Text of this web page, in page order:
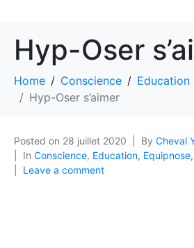
Hyp-Oser
Home Conscience Education
Hyp-Oser s’aimer
Posted on 28 juillet 2020 By Cheval
In Conscience, Education, Equipnose,
Leave a comment